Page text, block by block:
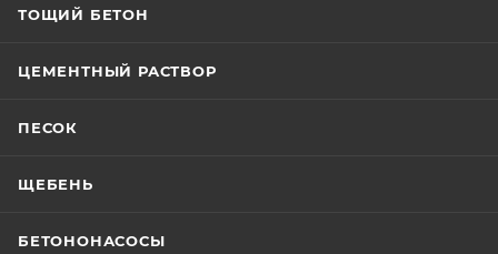
ТОЩИЙ БЕТОН
ЦЕМЕНТНЫЙ РАСТВОР
ПЕСОК
ЩЕБЕНЬ
БЕТОНОНАСОСЫ